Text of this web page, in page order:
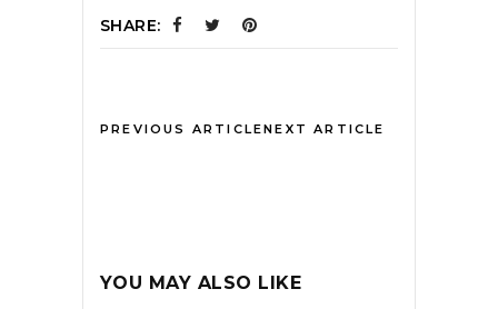
SHARE:
PREVIOUS ARTICLENEXT ARTICLE
YOU MAY ALSO LIKE